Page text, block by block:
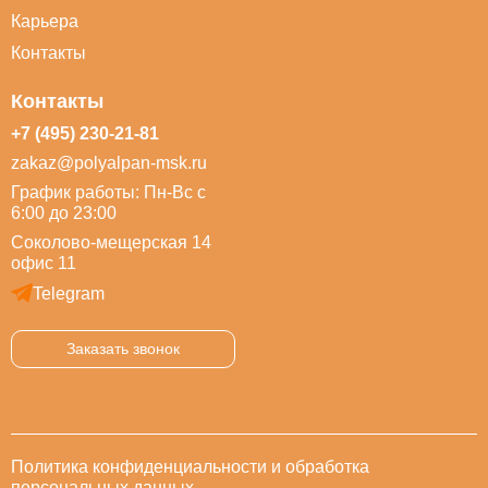
Карьера
Контакты
Контакты
+7 (495) 230-21-81
zakaz@polyalpan-msk.ru
График работы: Пн-Вс с
6:00 до 23:00
Соколово-мещерская 14
офис 11
Telegram
Заказать звонок
Политика конфиденциальности и обработка